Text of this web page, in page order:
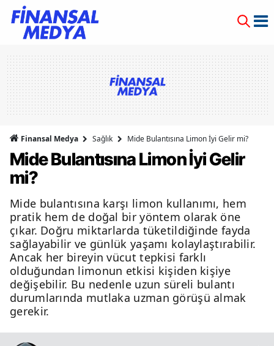
Finansal Medya Sağlık Mide Bulantısına Limon İyi Gelir mi?
Mide Bulantısına Limon İyi Gelir
mi?
Mide bulantısına karşı limon kullanımı, hem
pratik hem de doğal bir yöntem olarak öne
çıkar. Doğru miktarlarda tüketildiğinde fayda
sağlayabilir ve günlük yaşamı kolaylaştırabilir.
Ancak her bireyin vücut tepkisi farklı
olduğundan limonun etkisi kişiden kişiye
değişebilir. Bu nedenle uzun süreli bulantı
durumlarında mutlaka uzman görüşü almak
gerekir.